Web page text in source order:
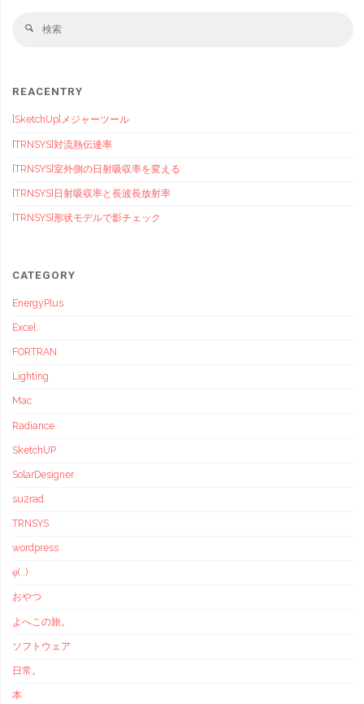
検
REACENTRY
[SketchUp]メジャーツール
[TRNSYS]対流熱伝達率
[TRNSYS]室外側の日射吸収率を変える
[TRNSYS]日射吸収率と長波長放射率
[TRNSYS]形状モデルで影チェック
CATEGORY
EnergyPlus
Excel
FORTRAN
Lighting
Mac
Radiance
SketchUP
SolarDesigner
su2rad
TRNSYS
wordpress
φ(..)
おやつ
よへこの旅。
ソフトウェア
日常。
本